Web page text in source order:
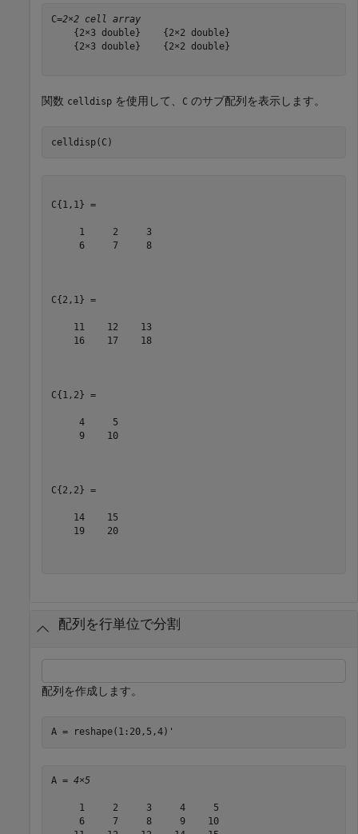
C=2×2 cell array
    {2×3 double}    {2×2 double}
    {2×3 double}    {2×2 double}
関数 celldisp を使用して、 C のサブ配列を表示します。
celldisp(C)
C{1,1} =
     1     2     3
     6     7     8
C{2,1} =
    11    12    13
    16    17    18
C{1,2} =
     4     5
     9    10
C{2,2} =
    14    15
    19    20
配列を行単位で分割
配列を作成します。
A = reshape(1:20,5,4)'
A = 4×5
     1     2     3     4     5
     6     7     8     9    10